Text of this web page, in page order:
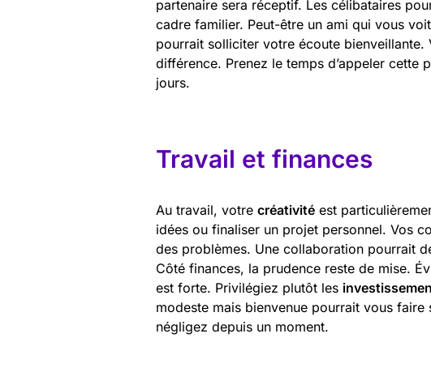
partenaire sera réceptif. Les célibataires
cadre familier. Peut-être un ami qui vous
pourrait solliciter votre écoute bienveillante.
différence. Prenez le temps d’appeler cette
jours.
Travail et finances
Au travail, votre créativité est
idées ou finaliser un projet personnel. Vos
des problèmes. Une collaboration pourrait
Côté finances, la prudence reste de mise.
est forte. Privilégiez plutôt les
modeste mais bienvenue pourrait vous
négligez depuis un moment.